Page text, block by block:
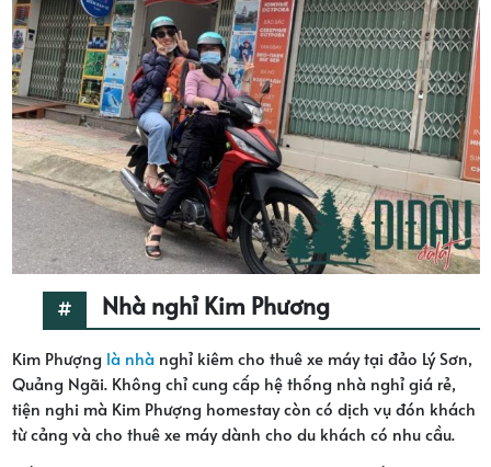
Nhà nghỉ Kim Phương
Kim Phượng là nhànghỉ kiêm cho thuê xe máy tại đảo Lý Sơn,
Quảng Ngãi. Không chỉ cung cấp hệ thống nhà nghỉ giá rẻ,
tiện nghi mà Kim Phượng homestay còn có dịch vụ đón khách
từ cảng và cho thuê xe máy dành cho du khách có nhu cầu.